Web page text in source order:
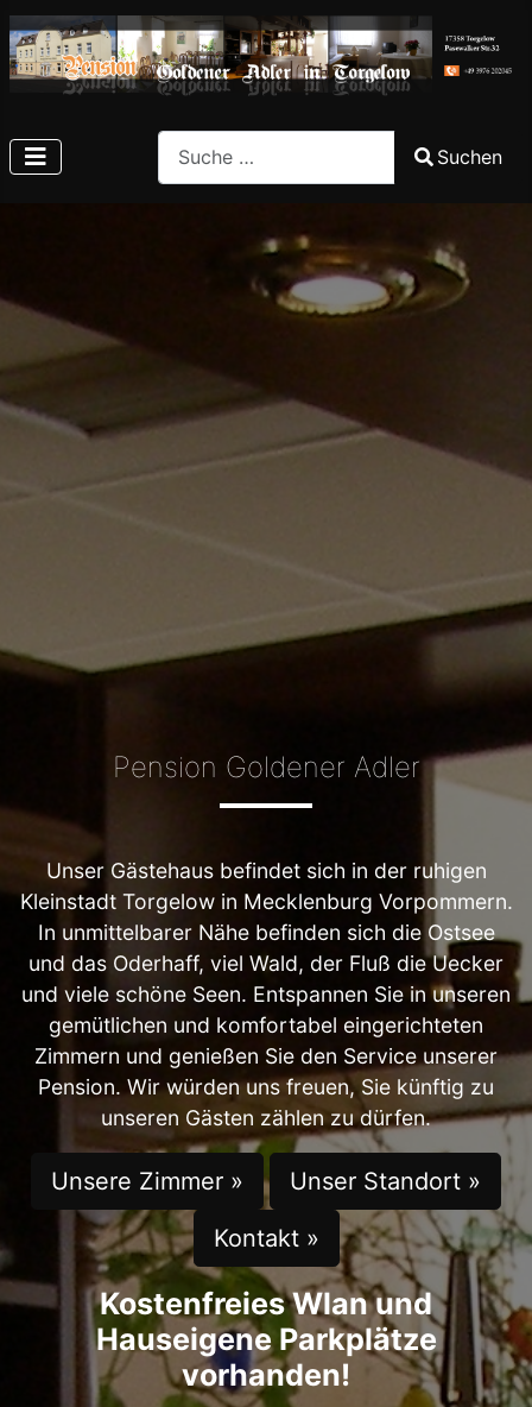
Search
Suchen
Pension Goldener Adler
Unser Gästehaus befindet sich in der ruhigen
Kleinstadt Torgelow in Mecklenburg Vorpommern.
In unmittelbarer Nähe befinden sich die Ostsee
und das Oderhaff, viel Wald, der Fluß die Uecker
und viele schöne Seen. Entspannen Sie in unseren
gemütlichen und komfortabel eingerichteten
Zimmern und genießen Sie den Service unserer
Pension. Wir würden uns freuen, Sie künftig zu
unseren Gästen zählen zu dürfen.
Unsere Zimmer »
Unser Standort »
Kontakt »
Kostenfreies Wlan und
Hauseigene Parkplätze
vorhanden!